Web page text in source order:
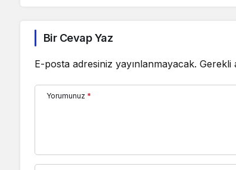
Bir Cevap Yaz
E-posta adresiniz yayınlanmayacak. Gerekli
Yorumunuz *